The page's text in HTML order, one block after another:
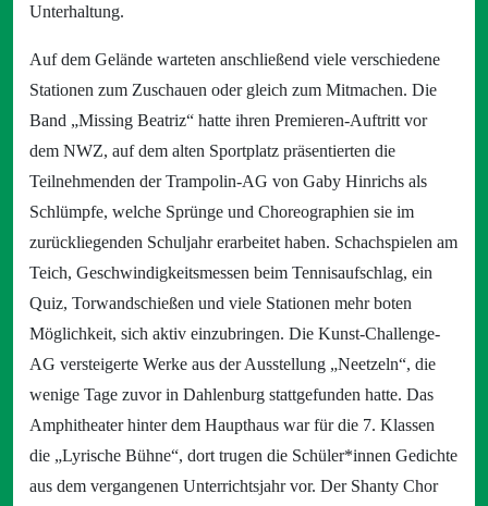
Unterhaltung.
Auf dem Gelände warteten anschließend viele verschiedene
Stationen zum Zuschauen oder gleich zum Mitmachen. Die
Band „Missing Beatriz“ hatte ihren Premieren-Auftritt vor
dem NWZ, auf dem alten Sportplatz präsentierten die
Teilnehmenden der Trampolin-AG von Gaby Hinrichs als
Schlümpfe, welche Sprünge und Choreographien sie im
zurückliegenden Schuljahr erarbeitet haben. Schachspielen am
Teich, Geschwindigkeitsmessen beim Tennisaufschlag, ein
Quiz, Torwandschießen und viele Stationen mehr boten
Möglichkeit, sich aktiv einzubringen. Die Kunst-Challenge-
AG versteigerte Werke aus der Ausstellung „Neetzeln“, die
wenige Tage zuvor in Dahlenburg stattgefunden hatte. Das
Amphitheater hinter dem Haupthaus war für die 7. Klassen
die „Lyrische Bühne“, dort trugen die Schüler*innen Gedichte
aus dem vergangenen Unterrichtsjahr vor. Der Shanty Chor